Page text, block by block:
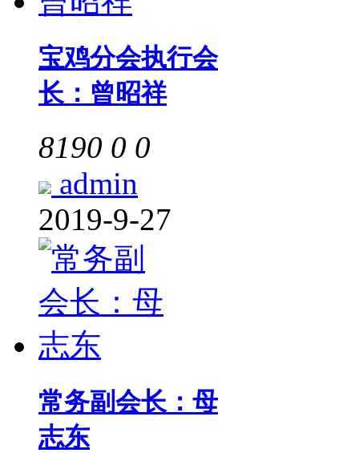
宝鸡分会执行会
长：曾昭祥
8190 0 0
admin
2019-9-27
常务副会长：母
志东